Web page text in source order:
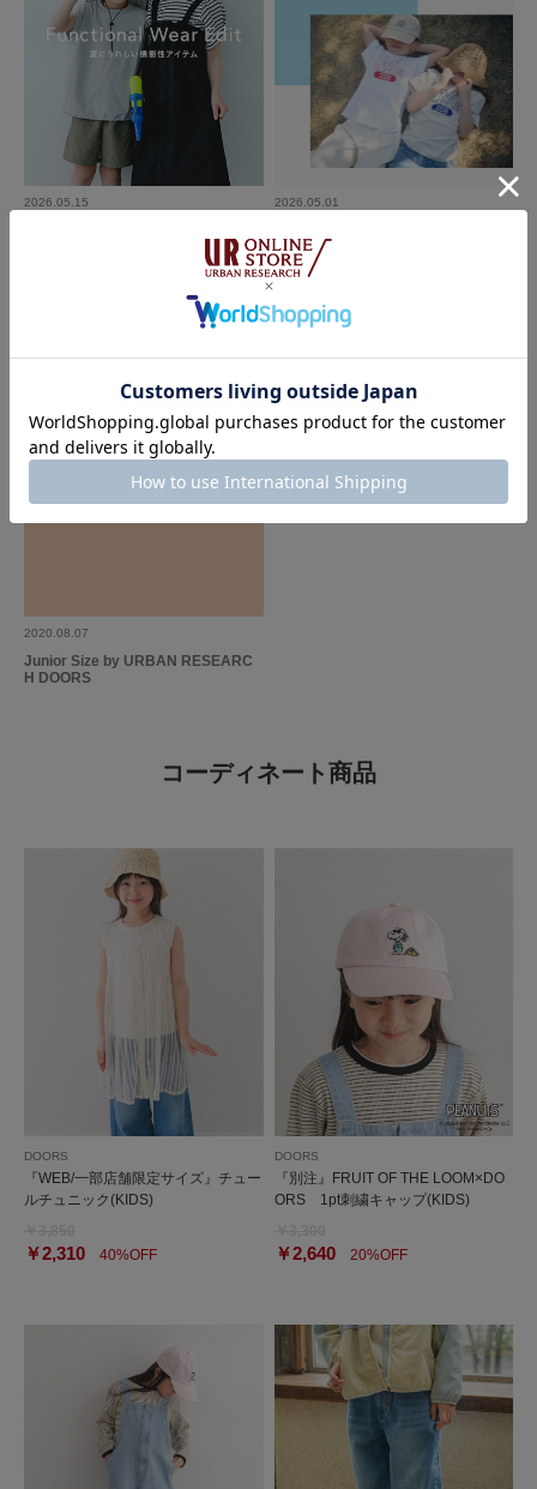
春アウターのインナーにも使いやすいし、1枚でも可愛いです。肌触りも良
い◎
Like! 0
2026.3.8
サイズ：135(130-140)
小3の娘に購入。
身長130cmないくらい30kgオーバー。
み、サイズ感ちょうどいいです！色違いも購入しました。
もっと見る
2026.05.15
Functional Wear Edit - 夏にうれしい
2026.05.01
2020.08.07
Junior Size by URBAN RESEARC
H DOORS
コーディネート商品
DOORS
『WEB/一部店舗限定サイズ』チュー
ルチュニック(KIDS)
￥2,310 40%OFF
DOORS
『別注』FRUIT OF THE LOOM×DO
ORS 1pt刺繍キャップ(KIDS)
￥2,64020%OFF